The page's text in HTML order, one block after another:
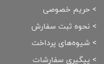
> حریم خصوصی
> نحوه ثبت سفارش
> شیوه‌های پرداخت
> پیگیری سفارشات